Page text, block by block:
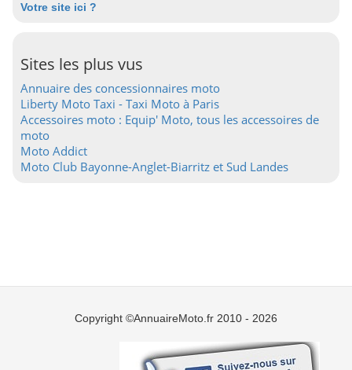
Votre site ici ?
Sites les plus vus
Annuaire des concessionnaires moto
Liberty Moto Taxi - Taxi Moto à Paris
Accessoires moto : Equip' Moto, tous les accessoires de
moto
Moto Addict
Moto Club Bayonne-Anglet-Biarritz et Sud Landes
Copyright ©AnnuaireMoto.fr 2010 - 2026